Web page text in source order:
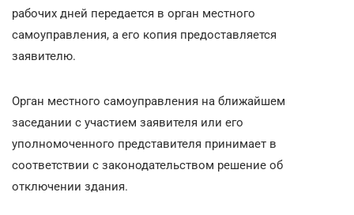
рабочих дней передается в орган местного
самоуправления, а его копия предоставляется
заявителю.
Орган местного самоуправления на ближайшем
заседании с участием заявителя или его
уполномоченного представителя принимает в
соответствии с законодательством решение об
отключении здания.